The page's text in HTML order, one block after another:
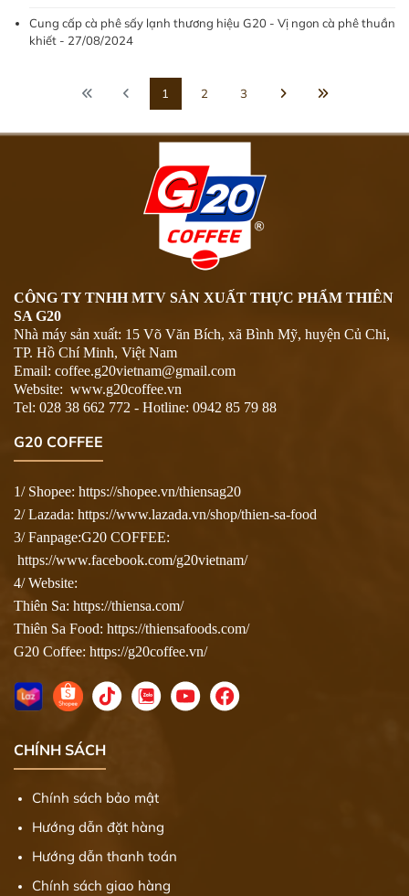
Cung cấp cà phê sấy lạnh thương hiệu G20 - Vị ngon cà phê thuần
khiết - 27/08/2024
1 2 3
CÔNG TY TNHH MTV SẢN XUẤT THỰC PHẨM THIÊN
SA G20
Nhà máy sản xuất: 15 Võ Văn Bích, xã Bình Mỹ, huyện Củ Chi,
TP. Hồ Chí Minh, Việt Nam
Email: coffee.g20vietnam@gmail.com
Website: www.g20coffee.vn
Tel: 028 38 662 772 - Hotline: 0942 85 79 88
G20 COFFEE
1/ Shopee: https://shopee.vn/thiensag20
2/ Lazada: https://www.lazada.vn/shop/thien-sa-food
3/ Fanpage:G20 COFFEE:
https://www.facebook.com/g20vietnam/
4/ Website:
Thiên Sa: https://thiensa.com/
Thiên Sa Food: https://thiensafoods.com/
G20 Coffee: https://g20coffee.vn/
CHÍNH SÁCH
Chính sách bảo mật
Hướng dẫn đặt hàng
Hướng dẫn thanh toán
Chính sách giao hàng